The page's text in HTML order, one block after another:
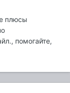
плюсы
помогайте,